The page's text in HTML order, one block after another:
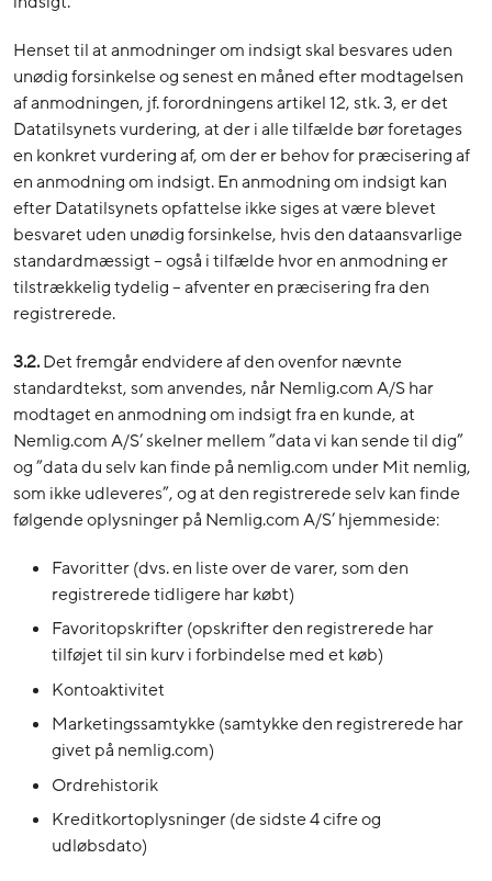
Henset til at anmodninger om indsigt skal besvares uden
unødig forsinkelse og senest en måned efter modtagelsen
af anmodningen, jf. forordningens artikel 12, stk. 3, er det
Datatilsynets vurdering, at der i alle tilfælde bør foretages
en konkret vurdering af, om der er behov for præcisering af
en anmodning om indsigt. En anmodning om indsigt kan
efter Datatilsynets opfattelse ikke siges at være blevet
besvaret uden unødig forsinkelse, hvis den dataansvarlige
standardmæssigt – også i tilfælde hvor en anmodning er
tilstrækkelig tydelig – afventer en præcisering fra den
registrerede.
3.2.Det fremgår endvidere af den ovenfor nævnte
standardtekst, som anvendes, når Nemlig.com A/S har
modtaget en anmodning om indsigt fra en kunde, at
Nemlig.com A/S’ skelner mellem ”data vi kan sende til dig”
og ”data du selv kan finde på nemlig.com under Mit nemlig,
som ikke udleveres”, og at den registrerede selv kan finde
følgende oplysninger på Nemlig.com A/S’ hjemmeside:
Favoritter (dvs. en liste over de varer, som den
registrerede tidligere har købt)
Favoritopskrifter (opskrifter den registrerede har
tilføjet til sin kurv i forbindelse med et køb)
Kontoaktivitet
Marketingssamtykke (samtykke den registrerede har
givet på nemlig.com)
Ordrehistorik
Kreditkortoplysninger (de sidste 4 cifre og
udløbsdato)